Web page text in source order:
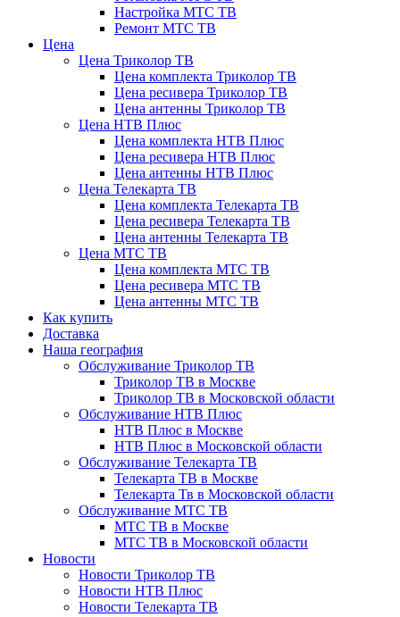
Настройка МТС ТВ
Ремонт МТС ТВ
Цена
Цена Триколор ТВ
Цена комплекта Триколор ТВ
Цена ресивера Триколор ТВ
Цена антенны Триколор ТВ
Цена НТВ Плюс
Цена комплекта НТВ Плюс
Цена ресивера НТВ Плюс
Цена антенны НТВ Плюс
Цена Телекарта ТВ
Цена комплекта Телекарта ТВ
Цена ресивера Телекарта ТВ
Цена антенны Телекарта ТВ
Цена МТС ТВ
Цена комплекта МТС ТВ
Цена ресивера МТС ТВ
Цена антенны МТС ТВ
Как купить
Доставка
Наша география
Обслуживание Триколор ТВ
Триколор ТВ в Москве
Триколор ТВ в Московской области
Обслуживание НТВ Плюс
НТВ Плюс в Москве
НТВ Плюс в Московской области
Обслуживание Телекарта ТВ
Телекарта ТВ в Москве
Телекарта Тв в Московской области
Обслуживание МТС ТВ
МТС ТВ в Москве
МТС ТВ в Московской области
Новости
Новости Триколор ТВ
Новости НТВ Плюс
Новости Телекарта ТВ